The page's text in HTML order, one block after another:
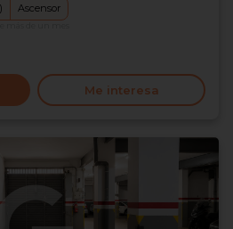
Ascensor
Me interesa